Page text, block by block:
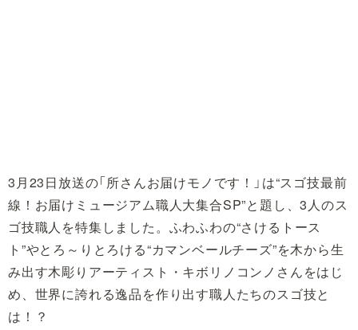
3月23日放送の「所さんお届けモノです！」は“スゴ技最前
線！お届けミュージアム職人大集合SP”と題し、3人のス
ゴ技職人を特集しました。ふわふわの“さけるトース
ト”やとろ～りとろける“カマンベールチーズ”を木から生
み出す木彫りアーティスト・キボリノコンノさんをはじ
め、世界に誇れる逸品を作り出す職人たちのスゴ技と
は！？